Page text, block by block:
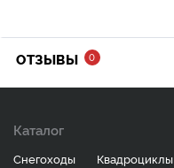
ОТЗЫВЫ 0
Каталог
Снегоходы Квадроциклы